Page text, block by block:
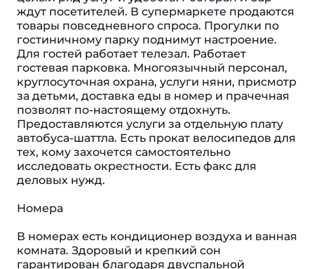
ждут посетителей. В супермаркете продаются
товары повседневного спроса. Прогулки по
гостиничному парку поднимут настроение.
Для гостей работает телезал. Работает
гостевая парковка. Многоязычный персонал,
круглосуточная охрана, услуги няни, присмотр
за детьми, доставка еды в номер и прачечная
позволят по-настоящему отдохнуть.
Предоставляются услуги за отдельную плату
автобуса-шаттла. Есть прокат велосипедов для
тех, кому захочется самостоятельно
исследовать окрестности. Есть факс для
деловых нужд.
Номера
В номерах есть кондиционер воздуха и ванная
комната. Здоровый и крепкий сон
гарантирован благодаря двуспальной